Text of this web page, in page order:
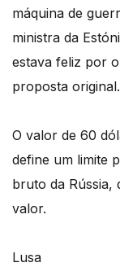
máquina de
ministra da
estava feliz por
proposta original.
O valor de 60
define um limite
bruto da Rússia,
valor.
Lusa